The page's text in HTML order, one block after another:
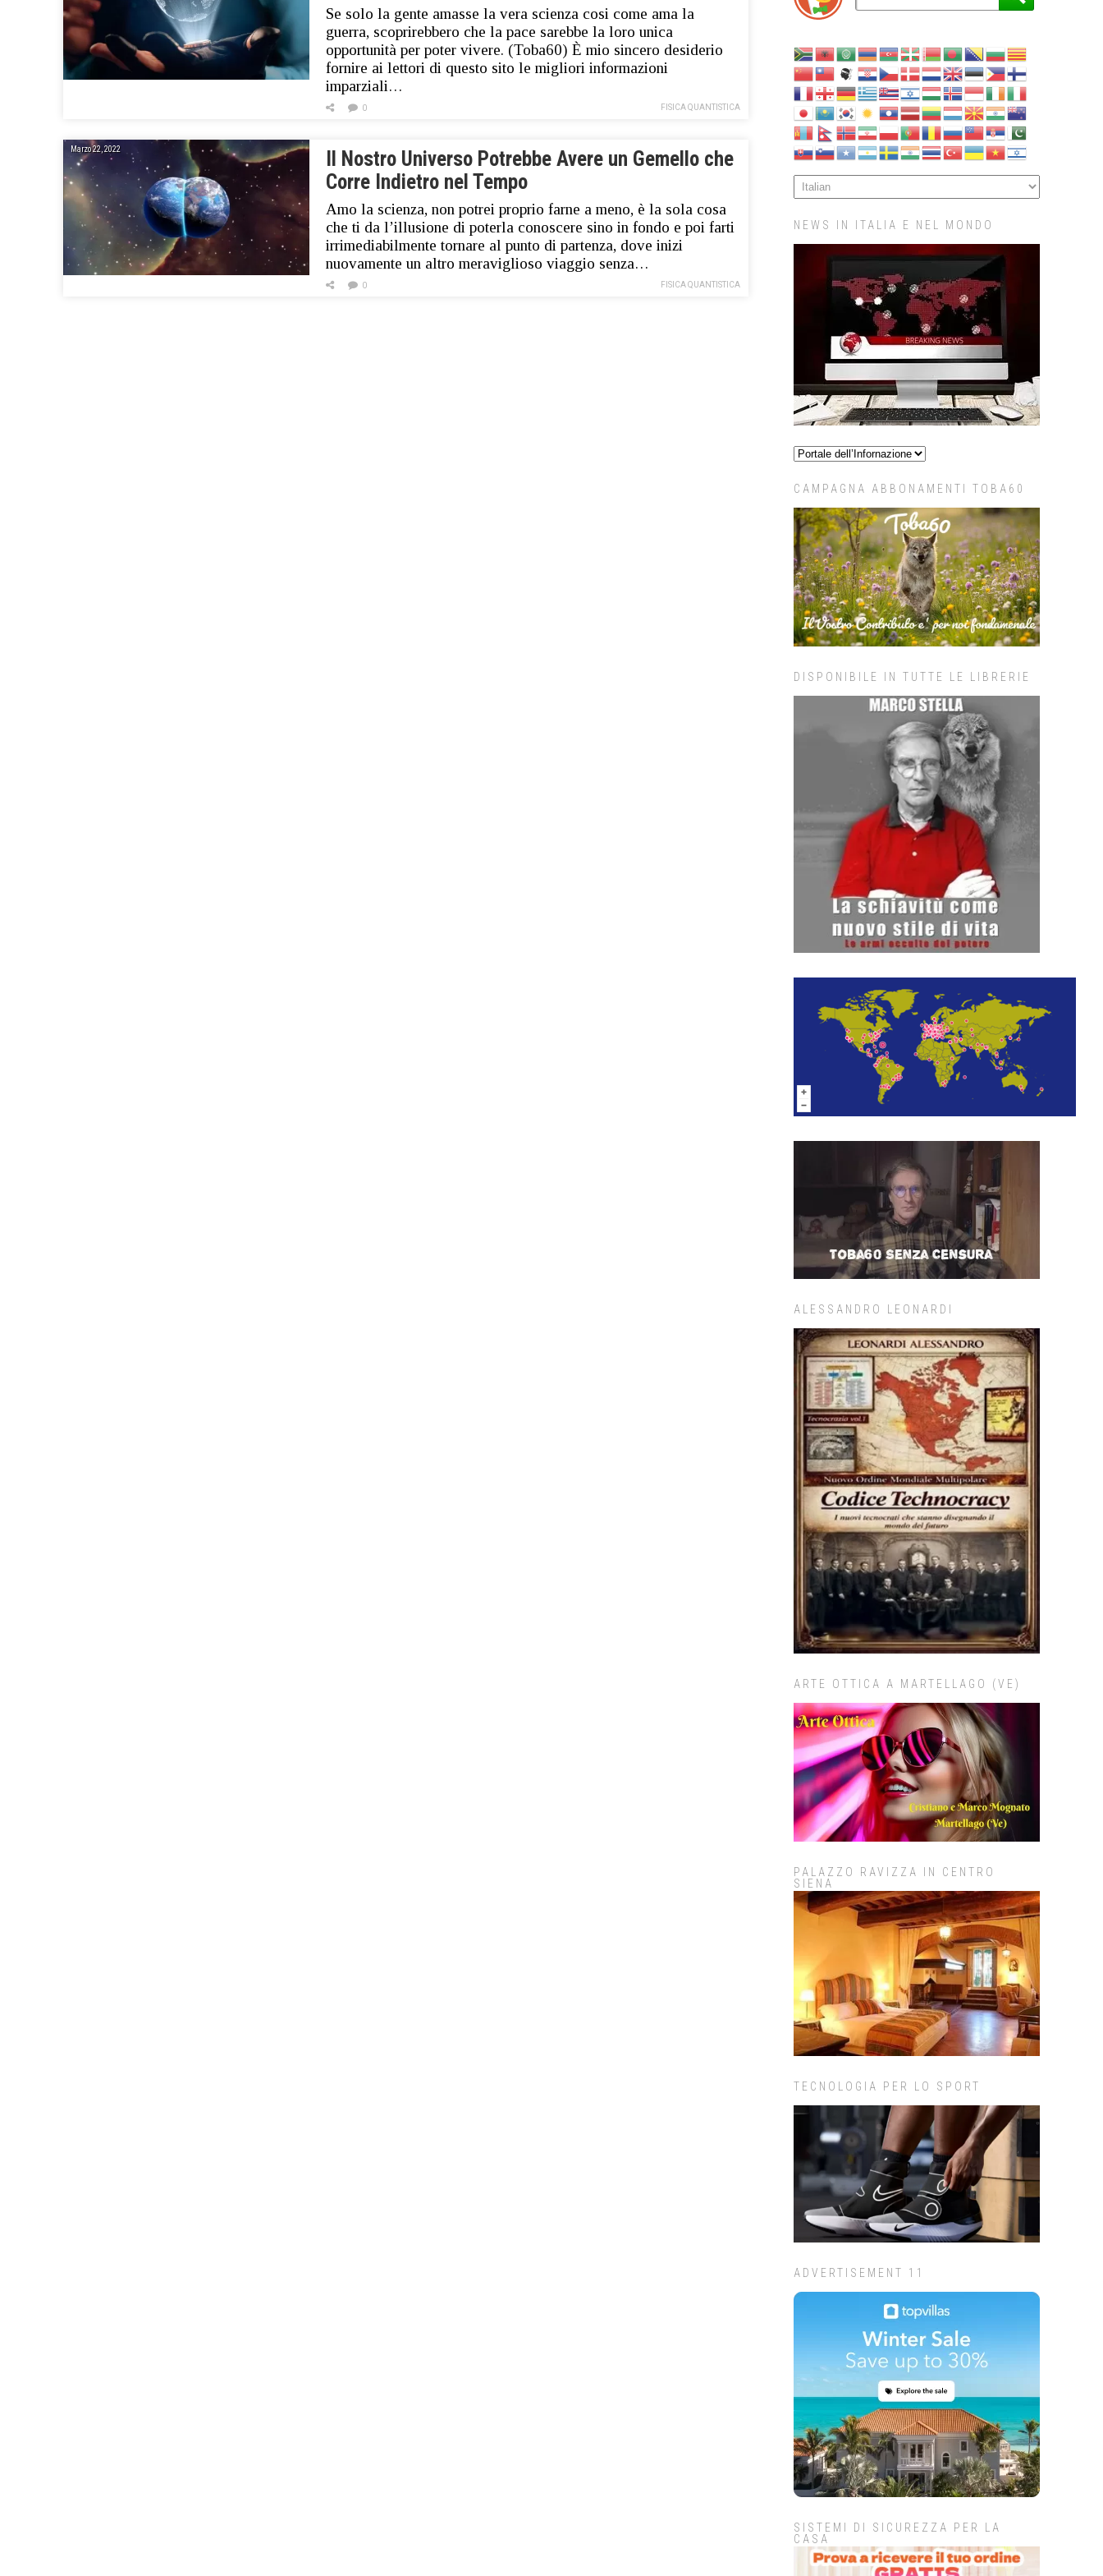
Se solo la gente amasse la vera scienza cosi come ama la
guerra, scoprirebbero che la pace sarebbe la loro unica
opportunità per poter vivere. (Toba60) È mio sincero desiderio
fornire ai lettori di questo sito le migliori informazioni
imparziali…
FISICA QUANTISTICA
0
Marzo 22, 2022
Il Nostro Universo Potrebbe Avere un Gemello che
Corre Indietro nel Tempo
Amo la scienza, non potrei proprio farne a meno, è la sola cosa
che ti da l’illusione di poterla conoscere sino in fondo e poi farti
irrimediabilmente tornare al punto di partenza, dove inizi
nuovamente un altro meraviglioso viaggio senza…
FISICA QUANTISTICA
0
NEWS IN ITALIA E NEL MONDO
CAMPAGNA ABBONAMENTI TOBA60
DISPONIBILE IN TUTTE LE LIBRERIE
ALESSANDRO LEONARDI
ARTE OTTICA A MARTELLAGO (VE)
PALAZZO RAVIZZA IN CENTRO
SIENA
TECNOLOGIA PER LO SPORT
ADVERTISEMENT 11
SISTEMI DI SICUREZZA PER LA
CASA